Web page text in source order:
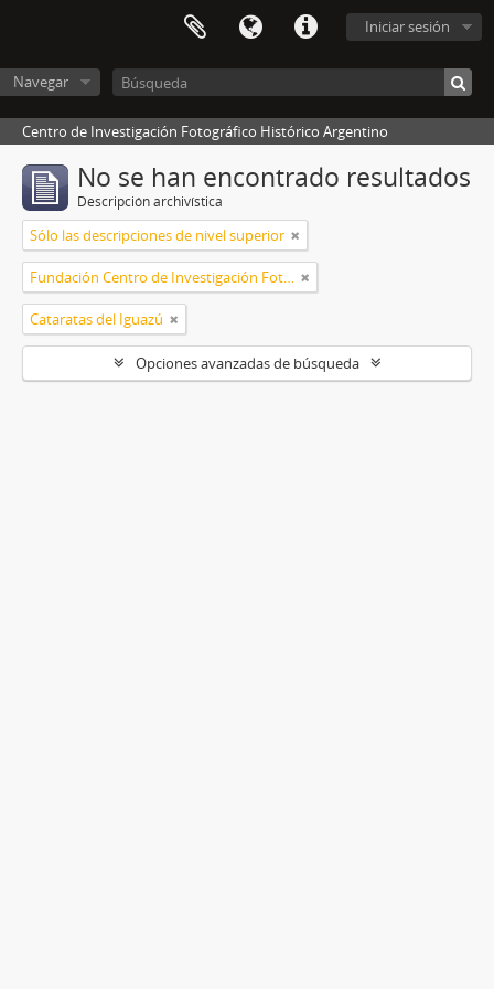
Iniciar sesión
Navegar
Centro de Investigación Fotográfico Histórico Argentino
No se han encontrado resultados
Descripción archivística
Sólo las descripciones de nivel superior
Fundación Centro de Investigación Fotográfico Histórico Argentino
Cataratas del Iguazú
Opciones avanzadas de búsqueda